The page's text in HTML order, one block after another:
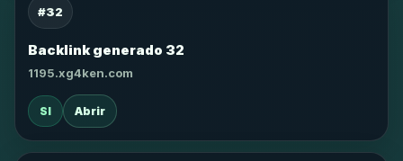
#32
Backlink generado 32
1195.xg4ken.com
SI Abrir